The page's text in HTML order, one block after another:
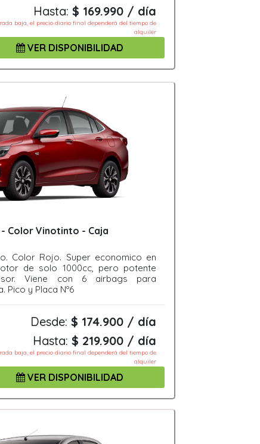
Hasta: $ 169.990 / día
baja, el precio diario final dependerá del tiempo de
alquiler
VER DISPONIBILIDAD
Color Vinotinto - Caja
Color Rojo. Super economico en
de solo 1000cc, pero potente
Viene con 6 airbags para
Pico y Placa Nº6
Desde: $ 174.900 / día
Hasta: $ 219.900 / día
baja, el precio diario final dependerá del tiempo de
alquiler
VER DISPONIBILIDAD